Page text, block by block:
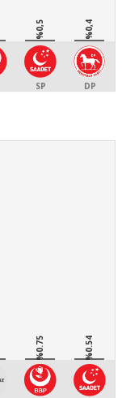
%0,5
SP
%0,4
DP
%0.75 %0.54